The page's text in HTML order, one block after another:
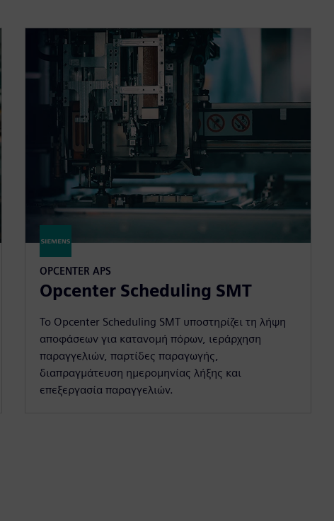
OPCENTER APS
Opcenter Scheduling SMT
Το Opcenter Scheduling SMT υποστηρίζει τη λήψη
αποφάσεων για κατανομή πόρων, ιεράρχηση
παραγγελιών, παρτίδες παραγωγής,
διαπραγμάτευση ημερομηνίας λήξης και
επεξεργασία παραγγελιών.